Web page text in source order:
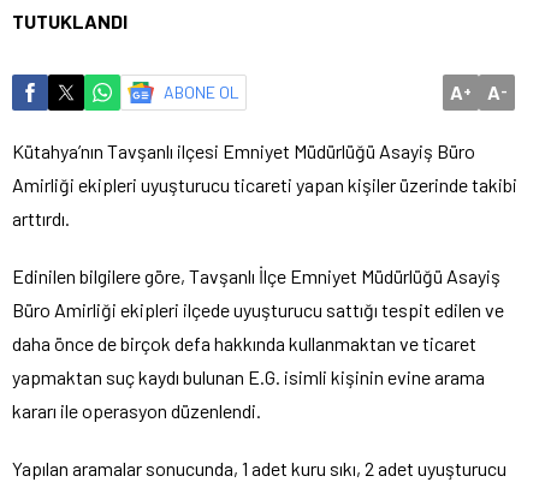
TUTUKLANDI
ABONE OL A+ A-
Kütahya’nın Tavşanlı ilçesi Emniyet Müdürlüğü Asayiş Büro
Amirliği ekipleri uyuşturucu ticareti yapan kişiler üzerinde takibi
arttırdı.
Edinilen bilgilere göre, Tavşanlı İlçe Emniyet Müdürlüğü Asayiş
Büro Amirliği ekipleri ilçede uyuşturucu sattığı tespit edilen ve
daha önce de birçok defa hakkında kullanmaktan ve ticaret
yapmaktan suç kaydı bulunan E.G. isimli kişinin evine arama
kararı ile operasyon düzenlendi.
Yapılan aramalar sonucunda, 1 adet kuru sıkı, 2 adet uyuşturucu